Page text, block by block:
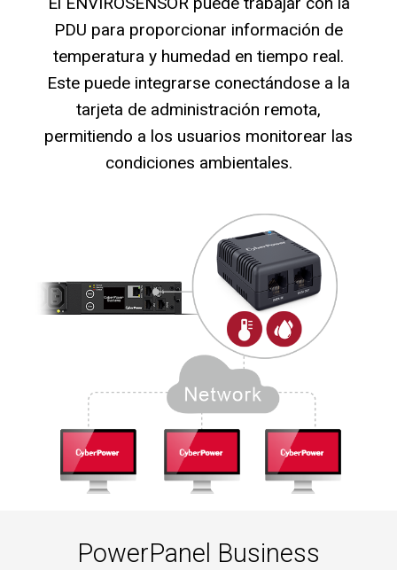
PDU para proporcionar información de
temperatura y humedad en tiempo real.
Este puede integrarse conectándose a la
tarjeta de administración remota,
permitiendo a los usuarios monitorear las
condiciones ambientales.
PowerPanel Business